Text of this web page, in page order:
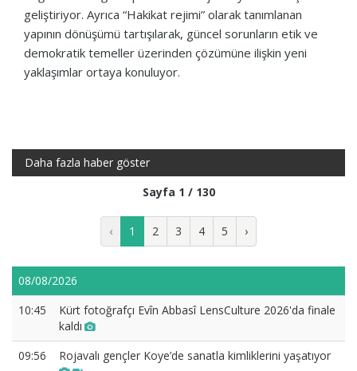
geliştiriyor. Ayrıca “Hakikat rejimi” olarak tanımlanan
yapının dönüşümü tartışılarak, güncel sorunların etik ve
demokratik temeller üzerinden çözümüne ilişkin yeni
yaklaşımlar ortaya konuluyor.
Daha fazla haber göster
Sayfa 1 / 130
‹ 1 2 3 4 5 ›
08/08/2026
10:45
Kürt fotoğrafçı Evîn Abbasî LensCulture 2026'da finale
kaldı
09:56
Rojavalı gençler Koye’de sanatla kimliklerini yaşatıyor